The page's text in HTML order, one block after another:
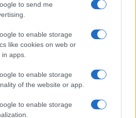
to send me
to enable storage
like cookies on web or
apps.
to enable storage
of the website or app.
to enable storage
: "Ils ont joué à leur
à chaud d'Ugo
Marchand et Flament
prestation face au
17)
le point sur les blessures
et Roumat